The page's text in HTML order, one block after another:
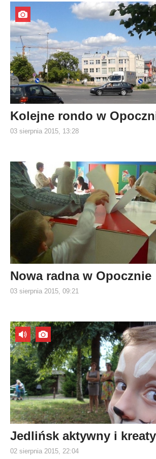
Kolejne rondo w
03 sierpnia 2015, 13:28
Nowa radna w Opocznie
03 sierpnia 2015, 09:21
Jedlińsk aktywny i
02 sierpnia 2015, 22:04